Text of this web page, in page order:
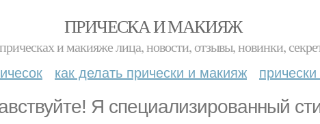
ПРИЧЕСКА И МАКИЯЖ
и макияже лица, новости, отзывы, новинки,
как делать прически и макияж
Я специализированный